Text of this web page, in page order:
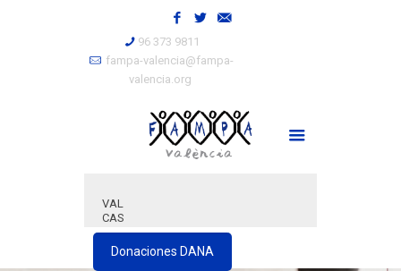
96 373 9811
fampa-valencia@fampa-
valencia.org
VAL
CAS
Donaciones DANA